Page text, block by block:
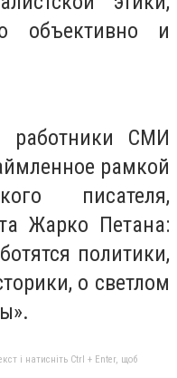
объективно и
работники СМИ
рамкой
писателя,
Жарко Петана:
политики,
о светлом
і натисніть Ctrl + Enter, щоб